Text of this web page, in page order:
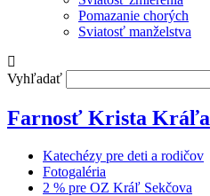
Pomazanie chorých
Sviatosť manželstva
Vyhľadať
Farnosť Krista Kráľa
Katechézy pre deti a rodičov
Fotogaléria
2 % pre OZ Kráľ Sekčova